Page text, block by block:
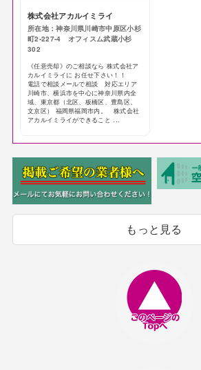
株式会社アカルイミライ
所在地：神奈川県川崎市中原区小杉
町2-227-4 オフィスム武蔵小杉
302
《任意売却》のご相談なら 株式会社ア
カルイミライに お任せ下さい！！
電話で相談メールで相談 対応エリア
川崎市、横浜市を中心に神奈川県内全
域、東京都（北区、板橋区、豊島区、
文京区） 福岡県福岡市内。 株式会社
アカルイミライができること ...
もっと見る